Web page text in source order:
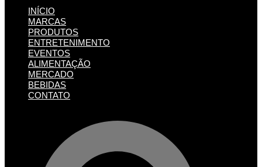
INÍCIO
MARCAS
PRODUTOS
ENTRETENIMENTO
EVENTOS
ALIMENTAÇÃO
MERCADO
BEBIDAS
CONTATO